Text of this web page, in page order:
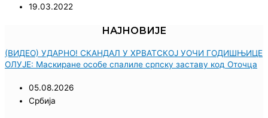
19.03.2022
НАЈНОВИЈЕ
(ВИДЕО) УДАРНО! СКАНДАЛ У ХРВАТСКОЈ УОЧИ ГОДИШЊИЦЕ
ОЛУЈЕ: Маскиране особе спалиле српску заставу код Оточца
05.08.2026
Србија